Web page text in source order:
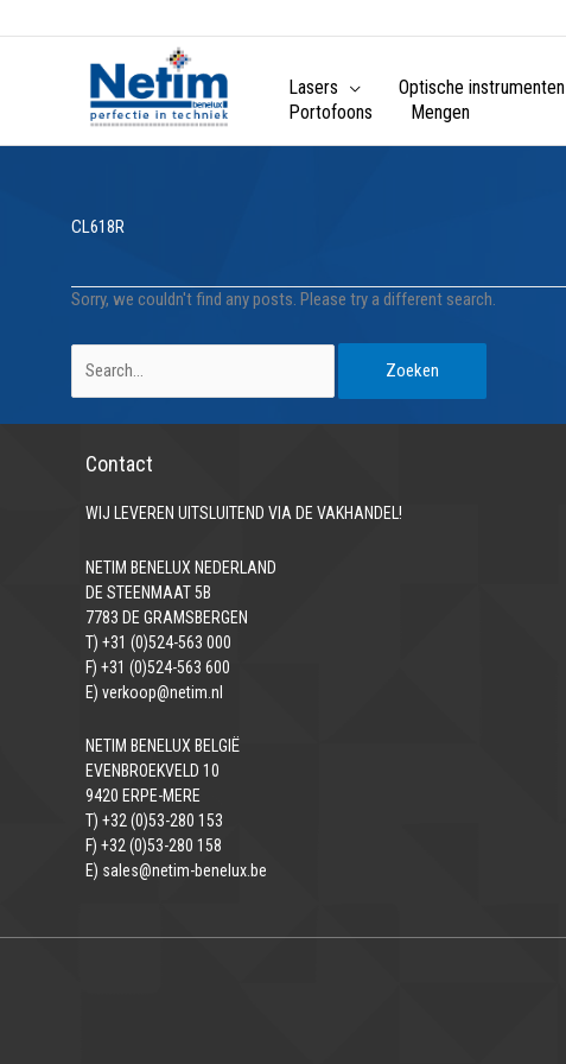
Lasers Optische instrumenten
Portofoons
Mengen
CL618R
Sorry, we couldn't find any posts. Please try a different search.
naar:
Contact
WIJ LEVEREN UITSLUITEND VIA DE VAKHANDEL!
NETIM BENELUX NEDERLAND
DE STEENMAAT 5B
7783 DE GRAMSBERGEN
T) +31 (0)524-563 000
F) +31 (0)524-563 600
E) verkoop@netim.nl
NETIM BENELUX BELGIË
EVENBROEKVELD 10
9420 ERPE-MERE
T) +32 (0)53-280 153
F) +32 (0)53-280 158
E) sales@netim-benelux.be